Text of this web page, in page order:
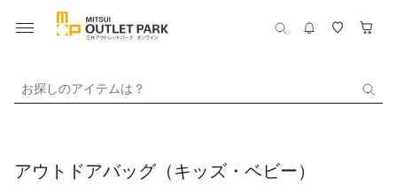
お探しのアイテムは？
アウトドアバッグ（キッズ・ベビー）